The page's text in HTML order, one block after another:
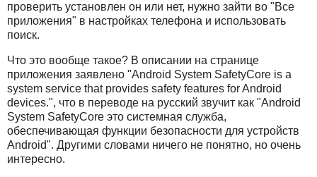
проверить установлен он или нет, нужно зайти во "Все
приложения" в настройках телефона и использовать
поиск.
Что это вообще такое? В описании на странице
приложения заявлено "Android System SafetyCore is a
system service that provides safety features for Android
devices.", что в переводе на русский звучит как "Android
System SafetyCore это системная служба,
обеспечивающая функции безопасности для устройств
Android". Другими словами ничего не понятно, но очень
интересно.